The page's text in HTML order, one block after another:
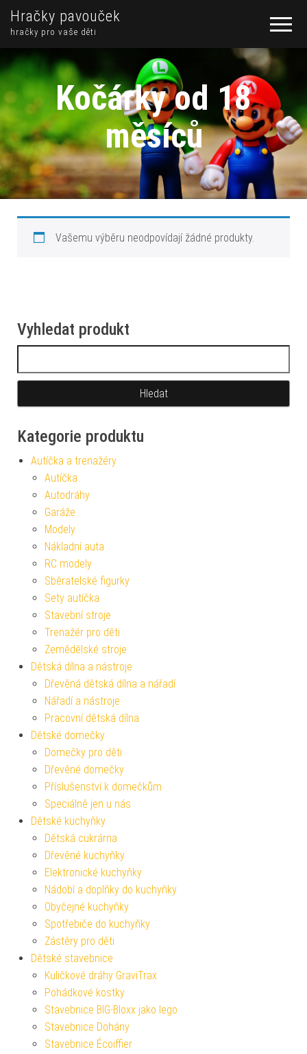
Hračky pavouček
hračky pro vaše děti
Kočárky od 18
měsíců
Vašemu výběru neodpovídají žádné produkty.
Vyhledat produkt
Kategorie produktu
Autíčka a trenažéry
Autíčka
Autodráhy
Garáže
Modely
Nákladní auta
RC modely
Sběratelské figurky
Sety autíčka
Stavební stroje
Trenažér pro děti
Zemědělské stroje
Dětská dílna a nástroje
Dřevěná dětská dílna a nářadí
Nářadí a nástroje
Pracovní dětská dílna
Dětské domečky
Domečky pro děti
Dřevěné domečky
Příslušenství k domečkům
Speciálně jen u nás
Dětské kuchyňky
Dětská cukrárna
Dřevěné kuchyňky
Elektronické kuchyňky
Nádobí a doplňky do kuchyňky
Obyčejné kuchyňky
Spotřebiče do kuchyňky
Zástěry pro děti
Dětské stavebnice
Kuličkové dráhy GraviTrax
Pohádkové kostky
Stavebnice BIG-Bloxx jako lego
Stavebnice Dohány
Stavebnice Écoiffier